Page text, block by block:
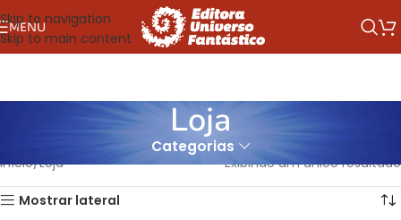
Skip to navigation
Skip to main content
MENU
Loja
Categorias
Início Loja Exibindo um único resultado
Mostrar lateral